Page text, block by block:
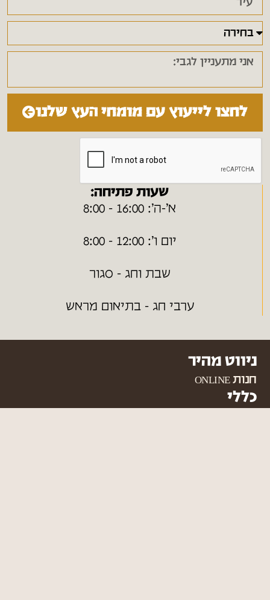
לחצו לייעוץ עם מומחי העץ שלנו
שעות פתיחה:
א׳-ה׳: 16:00 - 8:00
יום ו׳: 12:00 - 8:00
שבת וחג - סגור
ערבי חג - בתיאום מראש
ניווט מהיר
חנות ONLINE
כללי